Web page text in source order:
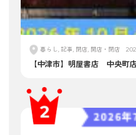
暮らし, 記事, 閉店, 開店・閉店
【中津市】明屋書店 中央